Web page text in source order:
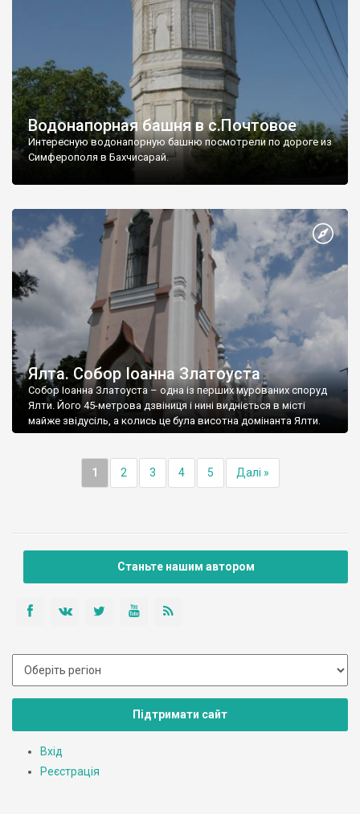
Водонапорная башня в с.Почтовое
Интересную водонапорную башню посмотрели по дороге из
Симферополя в Бахчисарай.
Ялта. Собор Іоанна Златоуста
Собор Іоанна Златоуста – одна із перших мурованих споруд
Ялти. Його 45-метрова дзвіниця і нині видніється в місті
майже звідусіль, а колись це була висотна домінанта Ялти.
1 2 3 4 5 Далі »
Станьте нашим автором
Підтримати сайт
Вхід
Реєстрація